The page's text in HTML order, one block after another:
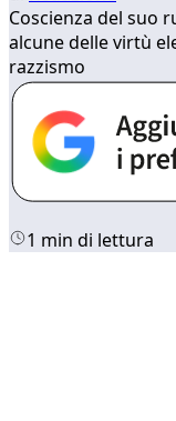
Coscienza del suo
alcune delle virtù
razzismo
1 min di lettura